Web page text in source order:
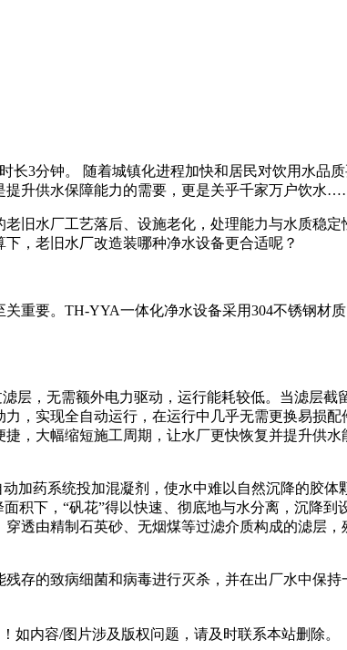
长3分钟。 随着城镇化进程加快和居民对饮用水品
提升供水保障能力的需要，更是关乎千家万户饮水
旧水厂工艺落后、设施老化，处理能力与水质稳
，老旧水厂改造装哪种净水设备更合适呢？
重要。TH-YYA一体化净水设备采用304不锈钢材
层，无需额外电力驱动，运行能耗较低。当滤层
，实现全自动运行，在运行中几乎无需更换易损
，大幅缩短施工周期，让水厂更快恢复并提升供
加药系统投加混凝剂，使水中难以自然沉降的胶
积下，“矾花”得以快速、彻底地与水分离，沉降
透由精制石英砂、无烟煤等过滤介质构成的滤层
存的致病细菌和病毒进行灭杀，并在出厂水中保
如内容/图片涉及版权问题，请及时联系本站删除。